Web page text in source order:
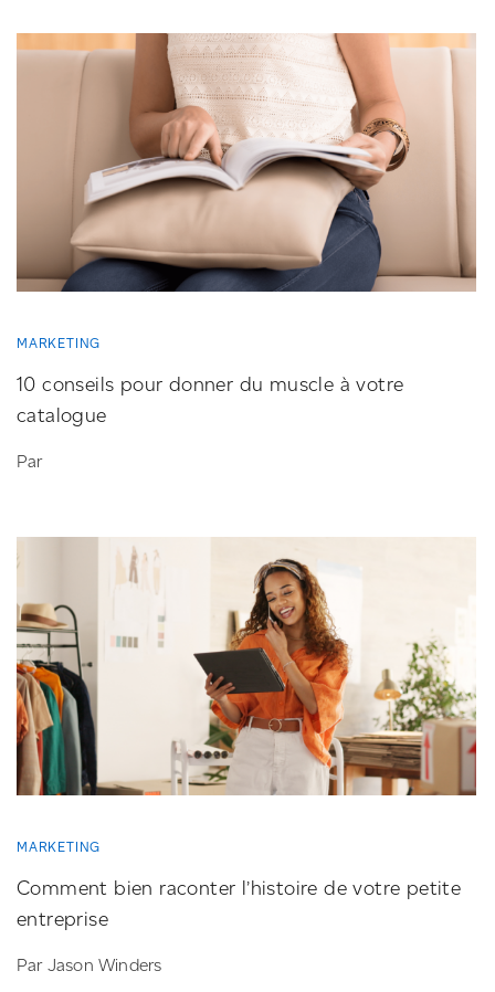
MARKETING
10 conseils pour donner du muscle à votre
catalogue
Par
MARKETING
Comment bien raconter l’histoire de votre petite
entreprise
Par Jason Winders